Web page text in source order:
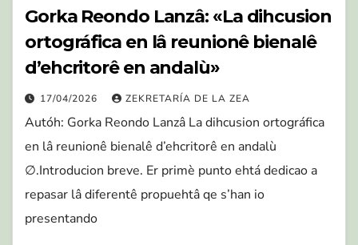
Gorka Reondo Lanzâ: «La dihcusion
ortográfica en lâ reunionê bienalê
d’ehcritorê en andalù»
17/04/2026 ZEKRETARÍA DE LA ZEA
Autóh: Gorka Reondo Lanzâ La dihcusion ortográfica
en lâ reunionê bienalê d’ehcritorê en andalù
∅.Introducion breve. Er primè punto ehtá dedicao a
repasar lâ diferentê propuehtâ qe s’han io
presentando